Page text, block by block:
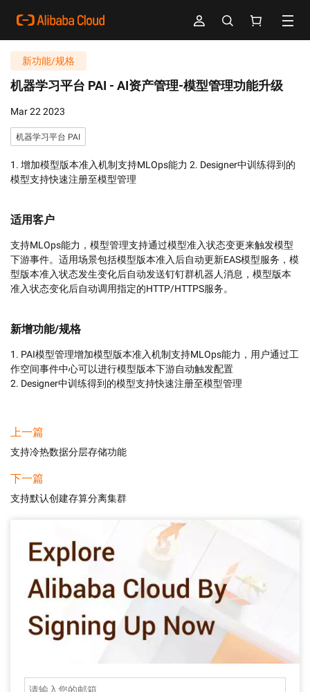
新功能/规格
机器学习平台 PAI - AI资产管理-模型管理功能升级
Mar 22 2023
机器学习平台 PAI
1. 增加模型版本准入机制支持MLOps能力 2. Designer中训练得到的
模型支持快速注册至模型管理
适用客户
支持MLOps能力，模型管理支持通过模型准入状态变更来触发模型
下游事件。适用场景包括模型版本准入后自动更新EAS模型服务，模
型版本准入状态发生变化后自动发送钉钉群机器人消息，模型版本
准入状态变化后自动调用指定的HTTP/HTTPS服务。
新增功能/规格
1. PAI模型管理增加模型版本准入机制支持MLOps能力，用户通过工
作空间事件中心可以进行模型版本下游自动触发配置
2. Designer中训练得到的模型支持快速注册至模型管理
上一篇
支持冷热数据分层存储功能
下一篇
支持默认创建存算分离集群